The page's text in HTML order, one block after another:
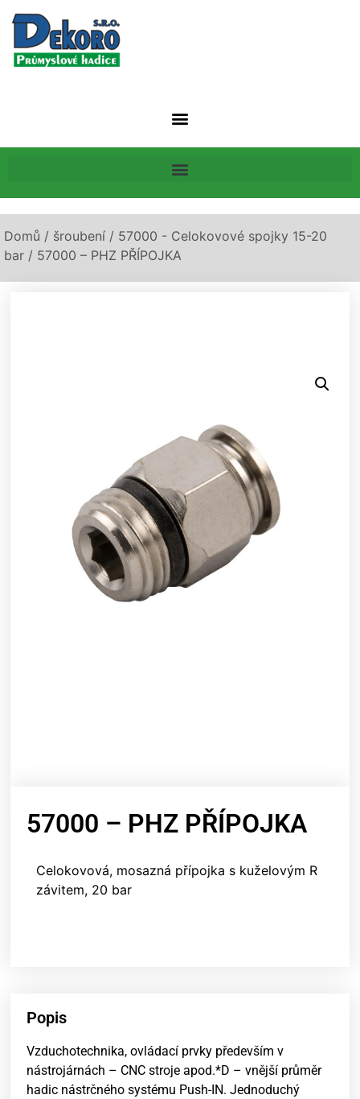
Domů / šroubení / 57000 - Celokovové spojky 15-20
bar / 57000 – PHZ PŘÍPOJKA
57000 – PHZ PŘÍPOJKA
Celokovová, mosazná přípojka s kuželovým R
závitem, 20 bar
Popis
Vzduchotechnika, ovládací prvky především v
nástrojárnách – CNC stroje apod.*D – vnější průměr
hadic nástrčného systému Push-IN. Jednoduchý